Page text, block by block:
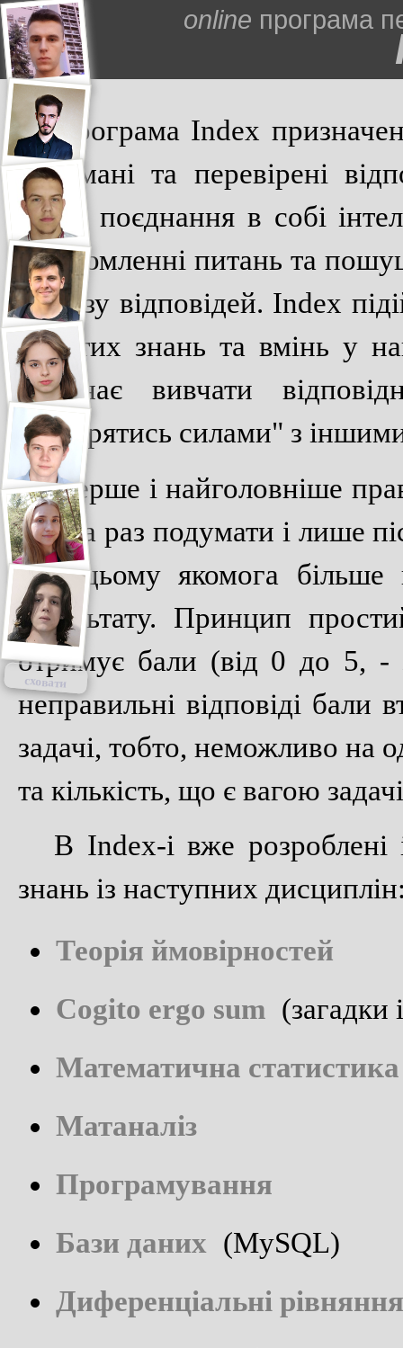
online програма
Програма Index
обдумані та перевірені
через поєднання в собі
усвідомленні питань та
аналізу відповідей. Index
набутих знань та вмінь у
починає вивчати
"помірятись силами" з
Перше і найголовніше
кілька раз подумати і лише
при цьому якомога більше
результату. Принцип
отримує бали (від 0 до 5, -
неправильні відповіді бали
задачі, тобто, неможливо на
та кількість, що є вагою
В Index-і вже розроблені
знань із наступних
Теорія ймовірностей
Cogito ergo sum (загадки
Математична статистика
Матаналіз
Програмування
Бази даних (MySQL)
Диференціальні рівняння
сховати